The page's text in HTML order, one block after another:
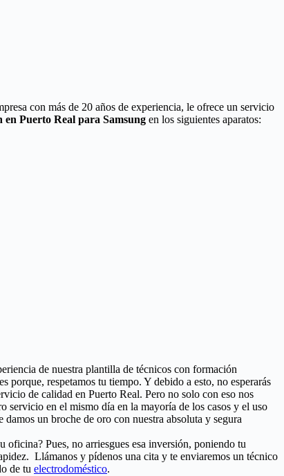
con más de 20 años de experiencia, le ofrece un servicio
en Puerto Real para Samsung en los siguientes aparatos:
de nuestra plantilla de técnicos con formación
porque, respetamos tu tiempo. Y debido a esto, no esperarás
de calidad en Puerto Real. Pero no solo con eso nos
servicio en el mismo día en la mayoría de los casos y el uso
un broche de oro con nuestra absoluta y segura
oficina? Pues, no arriesgues esa inversión, poniendo tu
Llámanos y pídenos una cita y te enviaremos un técnico
de tu electrodoméstico.